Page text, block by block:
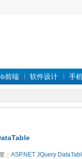
前端 软件设计 手
： ASP.NET JQuery